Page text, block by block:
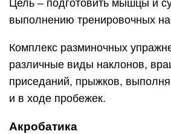
Цель – подготовить мышцы и
выполнению тренировочных
Комплекс разминочных
различные виды наклонов,
приседаний, прыжков,
и в ходе пробежек.
Акробатика